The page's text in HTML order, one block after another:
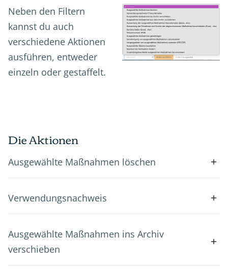
Neben den Filtern
kannst du auch
verschiedene Aktionen
ausführen, entweder
einzeln oder gestaffelt.
Die Aktionen
Ausgewählte Maßnahmen löschen
Verwendungsnachweis
Ausgewählte Maßnahmen ins Archiv
verschieben